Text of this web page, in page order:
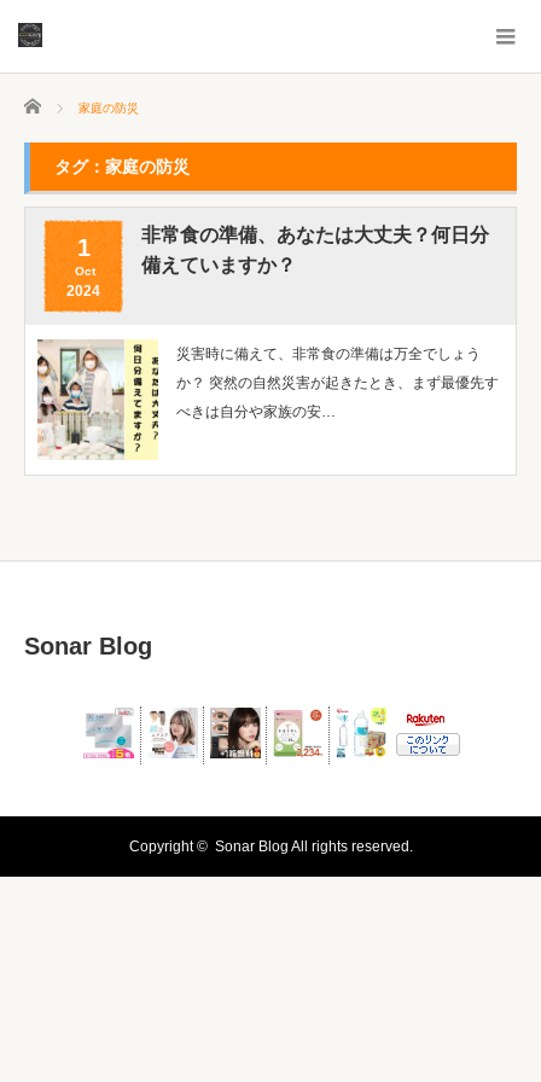
ホーム 家庭の防災
タグ：家庭の防災
1
Oct
2024
非常食の準備、あなたは大丈夫？何日分
備えていますか？
災害時に備えて、非常食の準備は万全でしょう
か？ 突然の自然災害が起きたとき、まず最優先す
べきは自分や家族の安…
Sonar Blog
Copyright © Sonar Blog All rights reserved.